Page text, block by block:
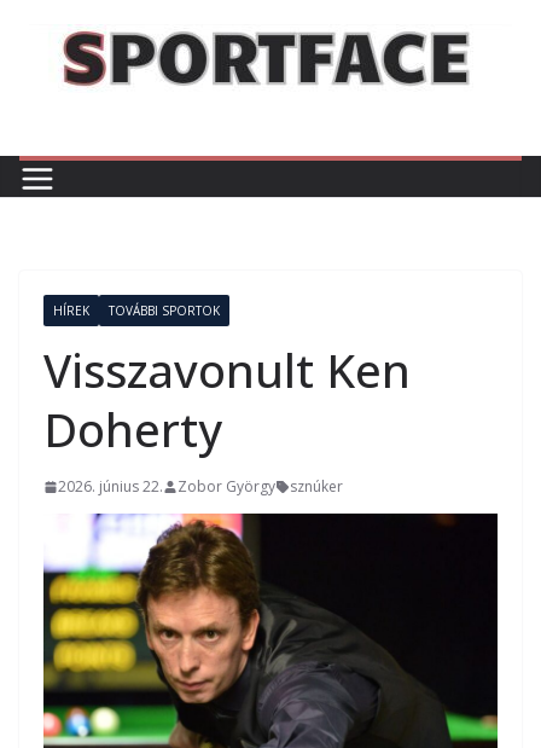
content
HÍREK TOVÁBBI SPORTOK
Visszavonult Ken
Doherty
2026. június 22. Zobor György sznúker